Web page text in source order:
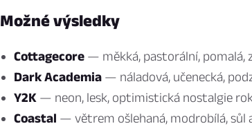
Možné výsledky
Cottagecore — měkká, pastorální, pomalá,
Dark Academia — náladová, učenecká,
Y2K — neon, lesk, optimistická nostalgie
Coastal — větrem ošlehaná, modrobílá, sůl